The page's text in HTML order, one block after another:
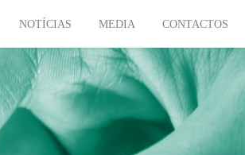
NOTÍCIAS MEDIA CONTACTOS